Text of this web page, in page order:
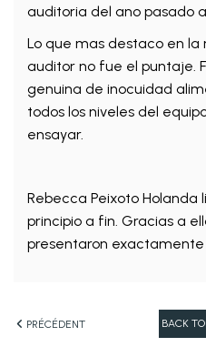
auditoria del ano pasado
Lo que mas destaco en
auditor no fue el puntaje.
genuina de inocuidad
todos los niveles del
ensayar.
Rebecca Peixoto Holanda
principio a fin. Gracias a
presentaron
PRÉCÉDENT BACK